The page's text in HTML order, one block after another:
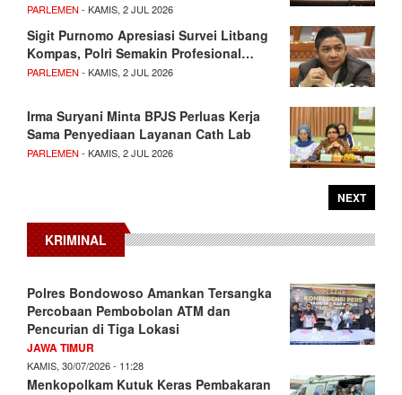
PARLEMEN - KAMIS, 2 JUL 2026
Sigit Purnomo Apresiasi Survei Litbang
Kompas, Polri Semakin Profesional…
PARLEMEN - KAMIS, 2 JUL 2026
Irma Suryani Minta BPJS Perluas Kerja
Sama Penyediaan Layanan Cath Lab
PARLEMEN - KAMIS, 2 JUL 2026
NEXT
KRIMINAL
Polres Bondowoso Amankan Tersangka
Percobaan Pembobolan ATM dan
Pencurian di Tiga Lokasi
JAWA TIMUR
KAMIS, 30/07/2026 - 11:28
Menkopolkam Kutuk Keras Pembakaran